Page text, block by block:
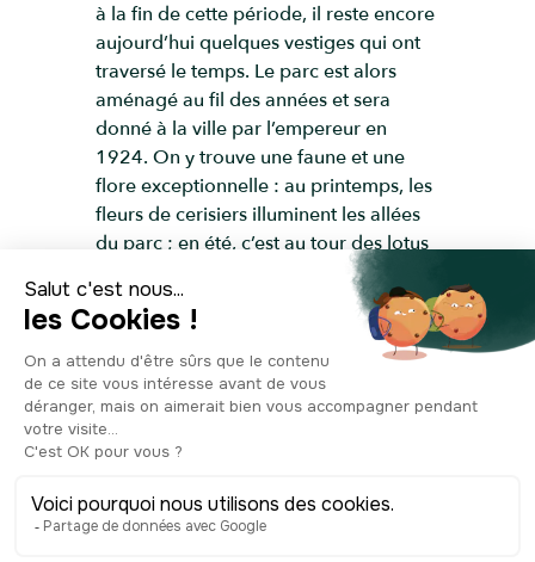
à la fin de cette période, il reste encore
aujourd’hui quelques vestiges qui ont
traversé le temps. Le parc est alors
aménagé au fil des années et sera
donné à la ville par l’empereur en
1924. On y trouve une faune et une
flore exceptionnelle : au printemps, les
fleurs de cerisiers illuminent les allées
du parc ; en été, c’est au tour des lotus
de dévoiler leurs belles fleurs blanches
et roses dans l’étang de Shinobazu ;
dans ce même étang, vous aurez
l’occasion d’apercevoir de nombreuses
espèces d’oiseaux, qui profitent des
grandes feuilles de lotus pour jouer et
se rafraîchir ; et dans le zoo d’Ueno,
milliers d’animaux du monde entier !
Quoi, vous ne trouvez pas encore votre